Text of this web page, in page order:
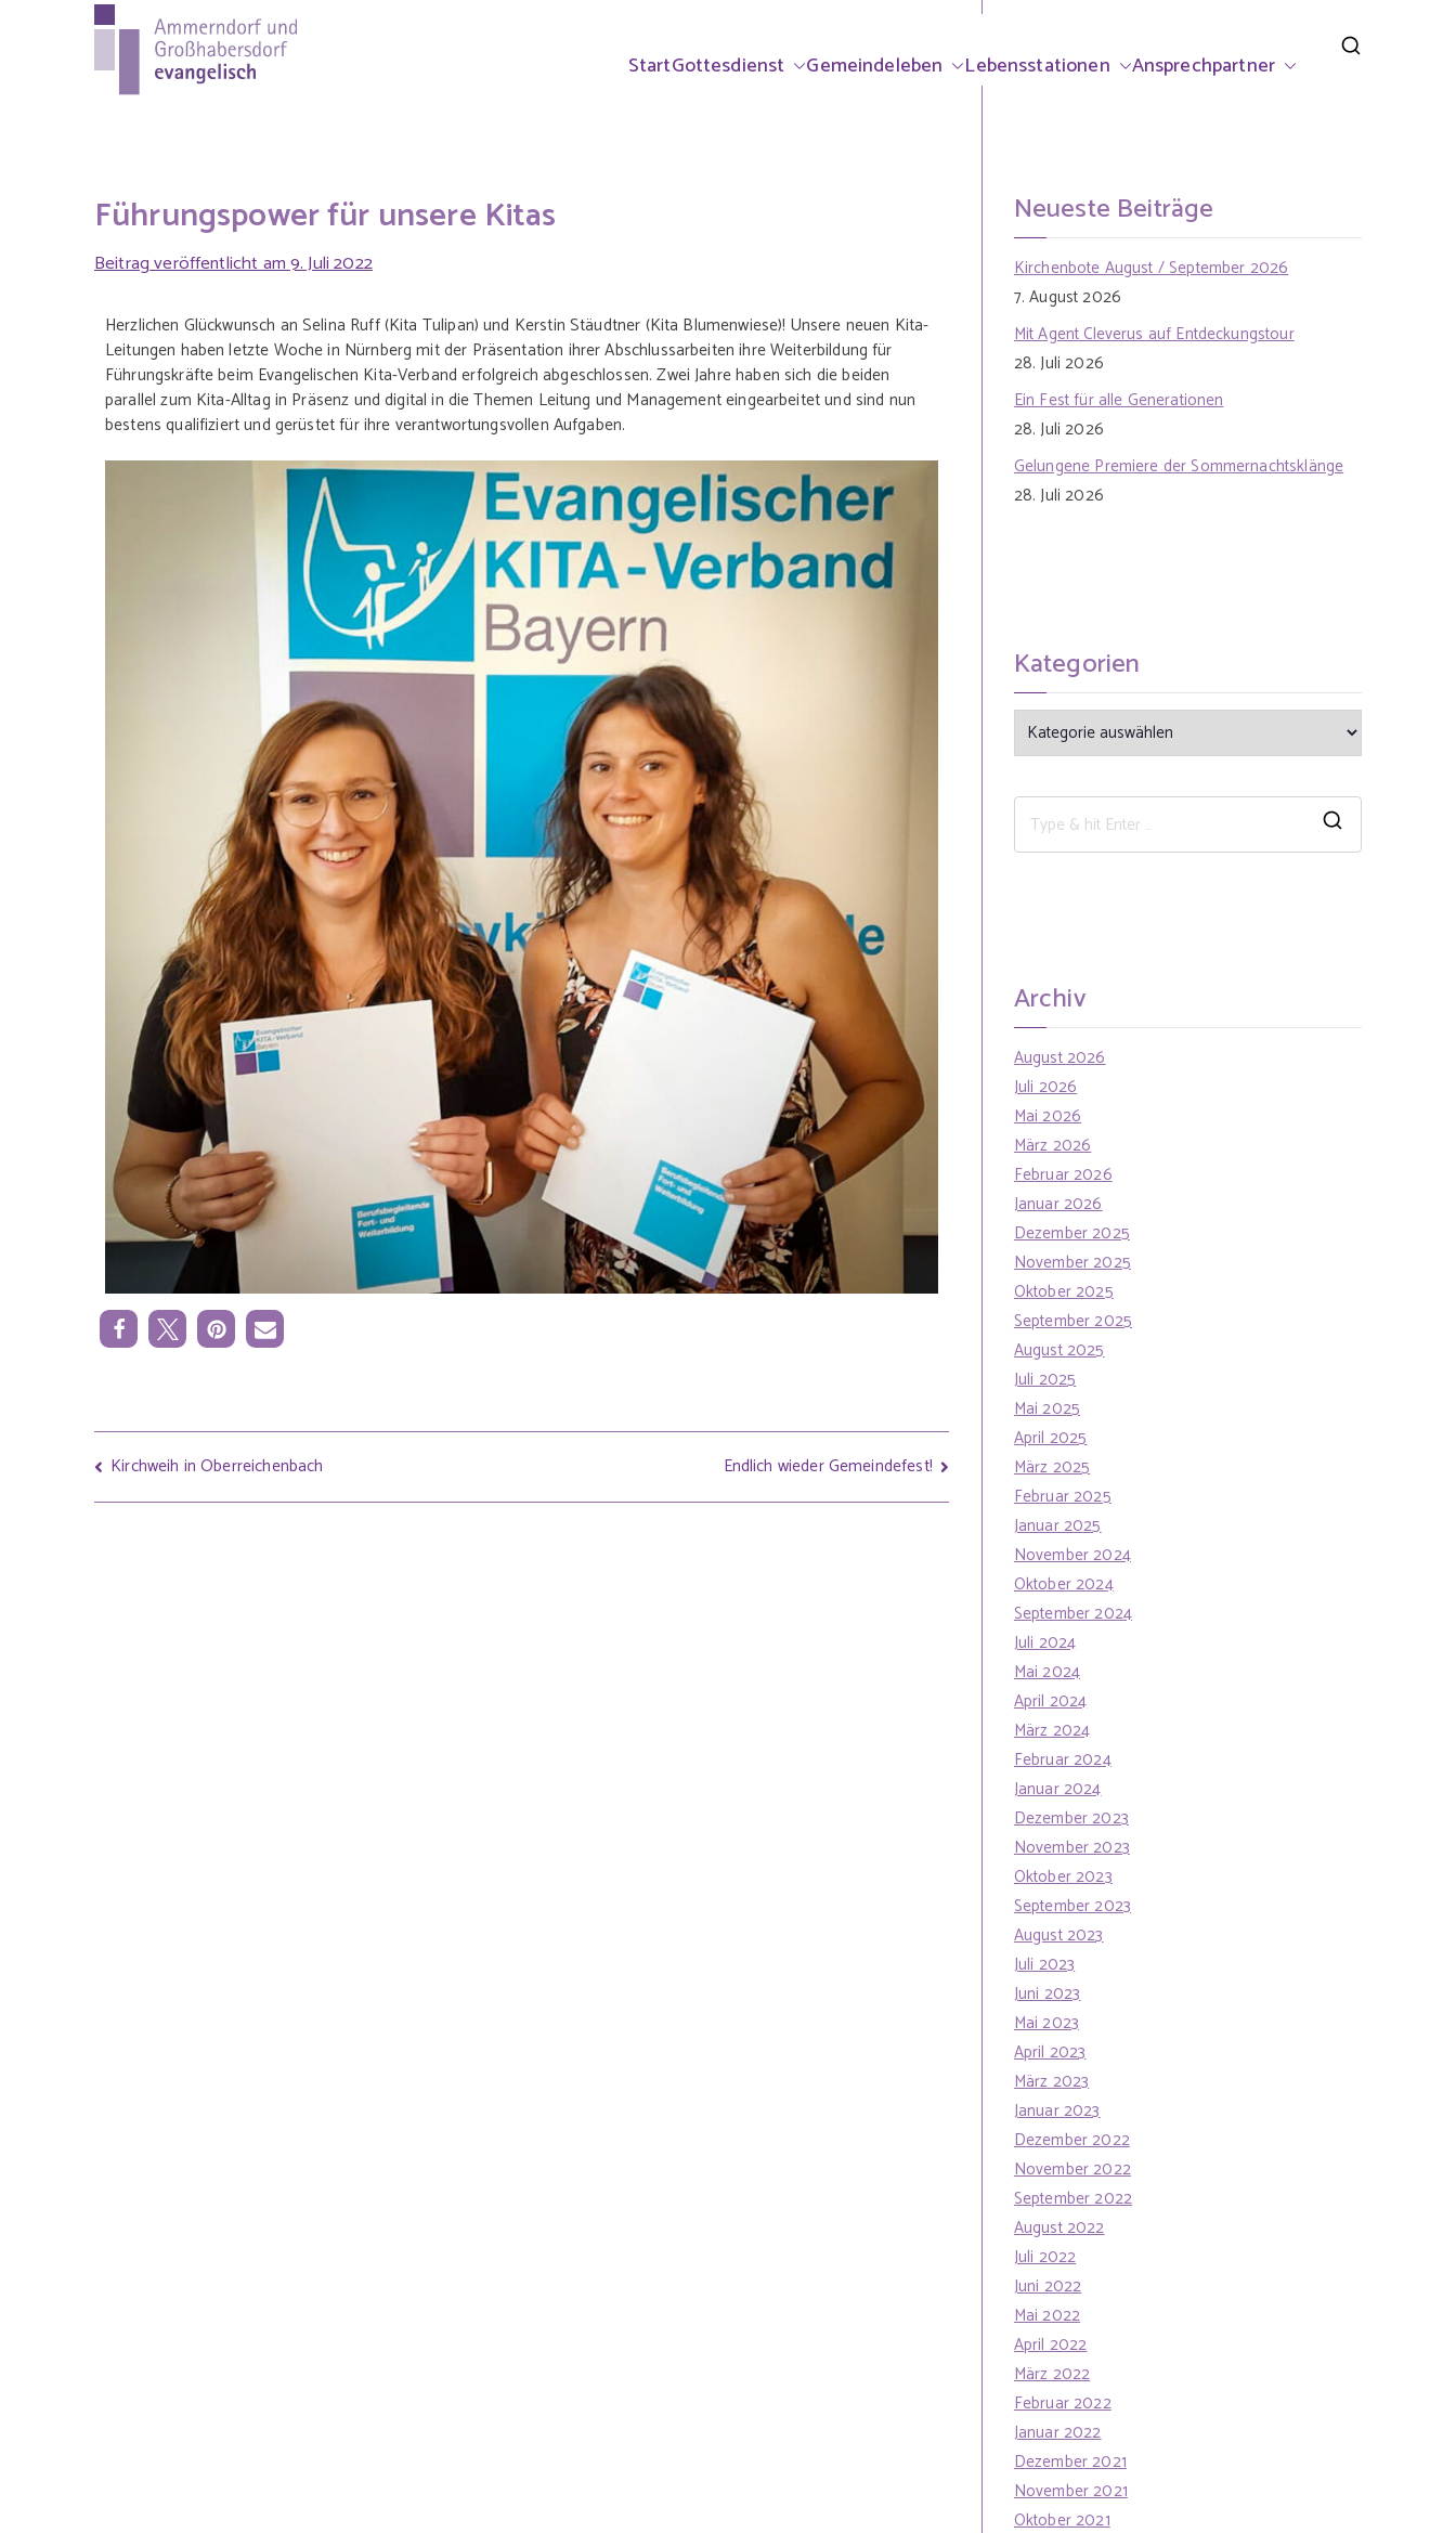
Ammerndorf & Großhabersdorf
Evang.-Luth. Pfarrei Ammerndorf-Großhabersdorf
StartGottesdienst Gemeindeleben Lebensstationen Ansprechpartner
Führungspower für unsere Kitas
Beitrag veröffentlicht am9. Juli 2022
Herzlichen Glückwunsch an Selina Ruff (Kita Tulipan) und Kerstin Stäudtner (Kita Blumenwiese)! Unsere neuen Kita-
Leitungen haben letzte Woche in Nürnberg mit der Präsentation ihrer Abschlussarbeiten ihre Weiterbildung für
Führungskräfte beim Evangelischen Kita-Verband erfolgreich abgeschlossen. Zwei Jahre haben sich die beiden
parallel zum Kita-Alltag in Präsenz und digital in die Themen Leitung und Management eingearbeitet und sind nun
bestens qualifiziert und gerüstet für ihre verantwortungsvollen Aufgaben.
Kirchweih in Oberreichenbach Endlich wieder Gemeindefest!
Neueste Beiträge
Kirchenbote August / September 2026
7. August 2026
Mit Agent Cleverus auf Entdeckungstour
28. Juli 2026
Ein Fest für alle Generationen
28. Juli 2026
Gelungene Premiere der Sommernachtsklänge
28. Juli 2026
Kategorien
Archiv
August 2026
Juli 2026
Mai 2026
März 2026
Februar 2026
Januar 2026
Dezember 2025
November 2025
Oktober 2025
September 2025
August 2025
Juli 2025
Mai 2025
April 2025
März 2025
Februar 2025
Januar 2025
November 2024
Oktober 2024
September 2024
Juli 2024
Mai 2024
April 2024
März 2024
Februar 2024
Januar 2024
Dezember 2023
November 2023
Oktober 2023
September 2023
August 2023
Juli 2023
Juni 2023
Mai 2023
April 2023
März 2023
Januar 2023
Dezember 2022
November 2022
September 2022
August 2022
Juli 2022
Juni 2022
Mai 2022
April 2022
März 2022
Februar 2022
Januar 2022
Dezember 2021
November 2021
Oktober 2021